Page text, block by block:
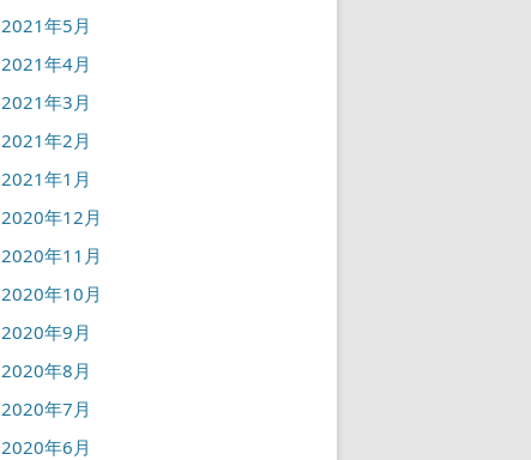
2021年5月
2021年4月
2021年3月
2021年2月
2021年1月
2020年12月
2020年11月
2020年10月
2020年9月
2020年8月
2020年7月
2020年6月